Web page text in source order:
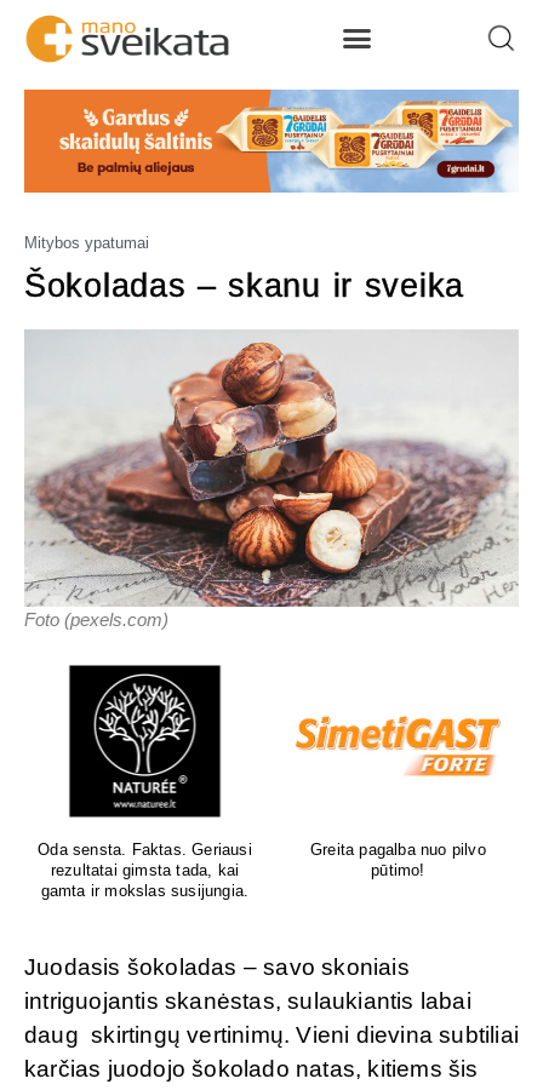
Mitybos ypatumai
Šokoladas – skanu ir sveika
Foto (pexels.com)
Oda sensta. Faktas. Geriausi
rezultatai gimsta tada, kai
gamta ir mokslas susijungia.
Greita pagalba nuo pilvo
pūtimo!
Juodasis šokoladas – savo skoniais
intriguojantis skanėstas, sulaukiantis labai
daug skirtingų vertinimų. Vieni dievina subtiliai
karčias juodojo šokolado natas, kitiems šis